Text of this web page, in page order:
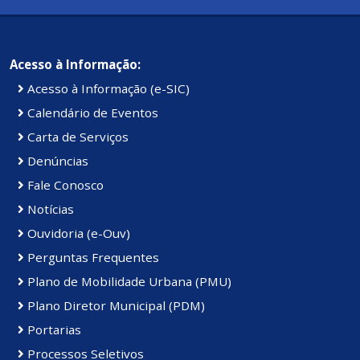
Acesso à Informação:
Acesso à Informação (e-SIC)
Calendário de Eventos
Carta de Serviços
Denúncias
Fale Conosco
Notícias
Ouvidoria (e-Ouv)
Perguntas Frequentes
Plano de Mobilidade Urbana (PMU)
Plano Diretor Municipal (PDM)
Portarias
Processos Seletivos